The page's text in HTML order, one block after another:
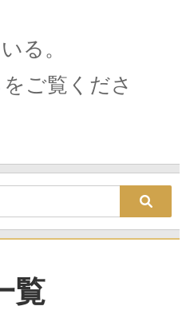
る。
をご覧くださ
覧